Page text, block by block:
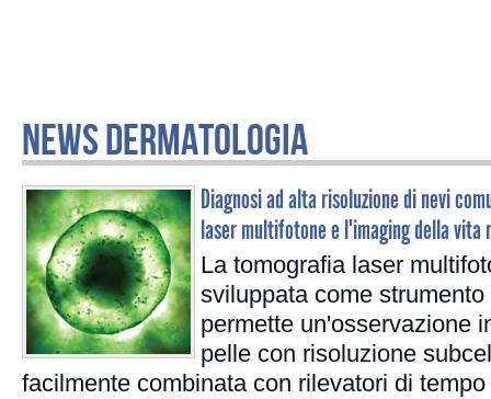
NEWS DERMATOLOGIA
Diagnosi ad alta risoluzione di nevi
laser multifotone e l'imaging della vita
La tomografia laser
sviluppata come
permette un'osservazione
pelle con risoluzione
facilmente combinata con rilevatori di